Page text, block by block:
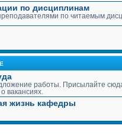
по дисциплинам
по читаемым
работы. Присылайте
вакансиях.
жизнь кафедры